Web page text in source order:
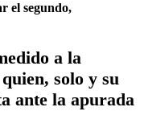
el segundo,
a la
solo y su
ante la apurada